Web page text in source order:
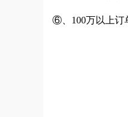
⑥、100万以上订